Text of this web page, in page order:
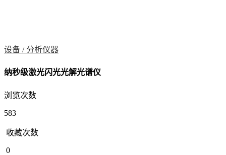
设备 / 分析仪器
纳秒级激光闪光光解光谱仪
浏览次数
583
收藏次数
0